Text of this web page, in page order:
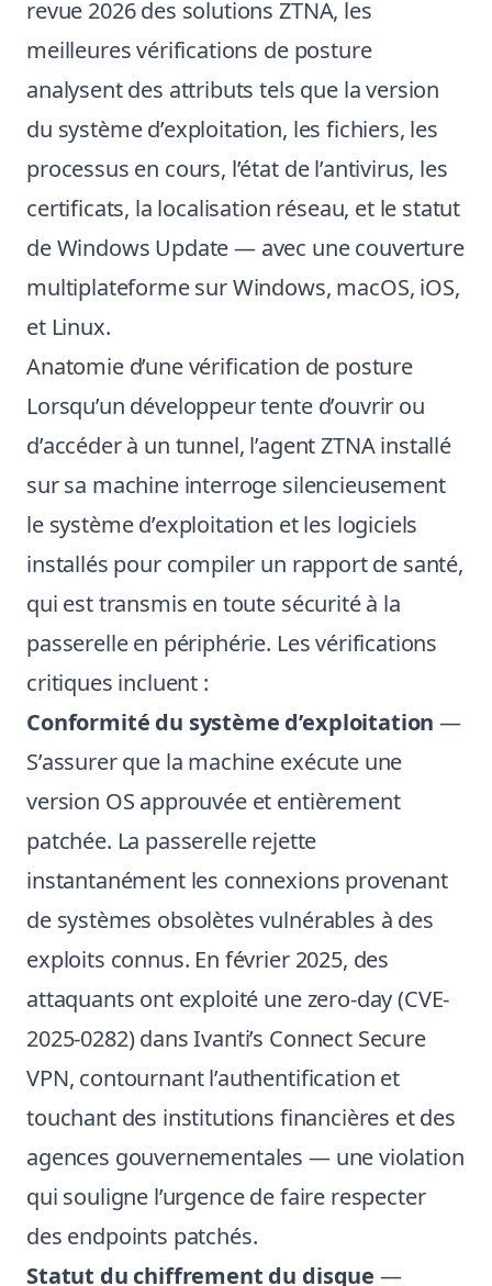
revue 2026 des solutions ZTNA, les
meilleures vérifications de posture
analysent des attributs tels que la version
du système d’exploitation, les fichiers, les
processus en cours, l’état de l’antivirus, les
certificats, la localisation réseau, et le statut
de Windows Update — avec une couverture
multiplateforme sur Windows, macOS, iOS,
et Linux.
Anatomie d’une vérification de posture
Lorsqu’un développeur tente d’ouvrir ou
d’accéder à un tunnel, l’agent ZTNA installé
sur sa machine interroge silencieusement
le système d’exploitation et les logiciels
installés pour compiler un rapport de santé,
qui est transmis en toute sécurité à la
passerelle en périphérie. Les vérifications
critiques incluent :
Conformité du système d’exploitation —
S’assurer que la machine exécute une
version OS approuvée et entièrement
patchée. La passerelle rejette
instantanément les connexions provenant
de systèmes obsolètes vulnérables à des
exploits connus. En février 2025, des
attaquants ont exploité une zero-day (CVE-
2025-0282) dans Ivanti’s Connect Secure
VPN, contournant l’authentification et
touchant des institutions financières et des
agences gouvernementales — une violation
qui souligne l’urgence de faire respecter
des endpoints patchés.
Statut du chiffrement du disque —